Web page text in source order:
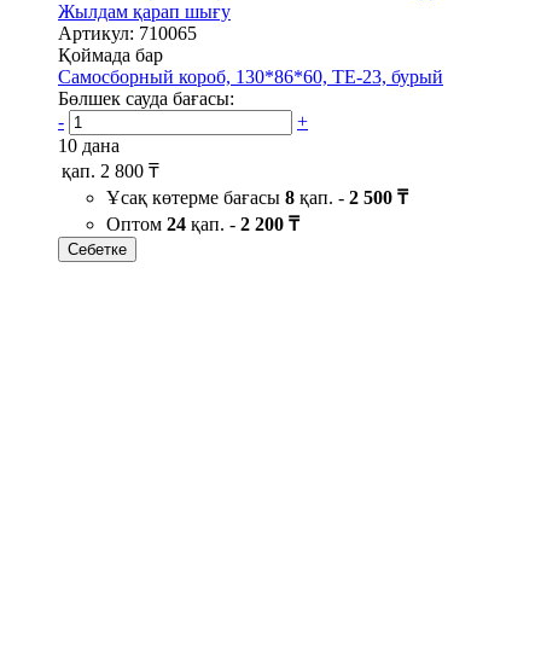
Жылдам қарап шығу
Артикул: 710065
Қоймада бар
Самосборный короб, 130*86*60, ТЕ-23, бурый
Бөлшек сауда бағасы:
-
+
10 дана
қап. 2 800 ₸
Ұсақ көтерме бағасы 8 қап. - 2 500 ₸
Оптом 24 қап. - 2 200 ₸
Себетке